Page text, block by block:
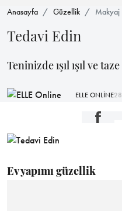
Anasayfa Güzellik Makyaj
Tedavi Edin
Teninizde ışıl ışıl ve
ELLE ONLİNE
Ev yapımı güzellik